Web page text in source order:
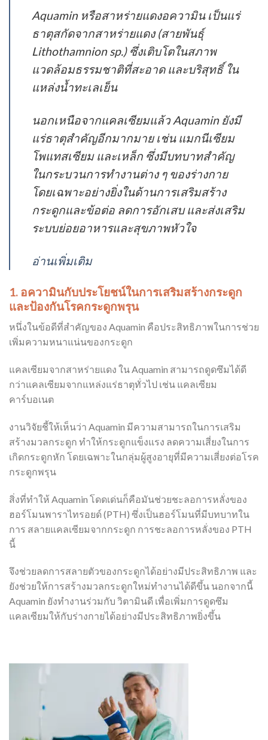
Aquamin หรือสาหร่ายแดงอความิน เป็นแร่
ธาตุสกัดจากสาหร่ายแดง (สายพันธุ์
Lithothamnion sp.) ซึ่งเติบโตในสภาพ
แวดล้อมธรรมชาติที่สะอาด และบริสุทธิ์ ใน
แหล่งน้ำทะเลเย็น
นอกเหนือจากแคลเซียมแล้ว Aquamin ยังมี
แร่ธาตุสำคัญอีกมากมาย เช่น แมกนีเซียม
โพแทสเซียม และเหล็ก ซึ่งมีบทบาทสำคัญ
ในกระบวนการทำงานต่าง ๆ ของร่างกาย
โดยเฉพาะอย่างยิ่งในด้านการเสริมสร้าง
กระดูกและข้อต่อ ลดการอักเสบ และส่งเสริม
ระบบย่อยอาหารและสุขภาพหัวใจ
อ่านเพิ่มเติม
1. อความินกับประโยชน์ในการเสริมสร้างกระดูก
และป้องกันโรคกระดูกพรุน
หนึ่งในข้อดีที่สำคัญของ Aquamin คือประสิทธิภาพในการช่วย
เพิ่มความหนาแน่นของกระดูก
แคลเซียมจากสาหร่ายแดง ใน Aquamin สามารถดูดซึมได้ดี
กว่าแคลเซียมจากแหล่งแร่ธาตุทั่วไป เช่น แคลเซียม
คาร์บอเนต
งานวิจัยชี้ให้เห็นว่า Aquamin มีความสามารถในการเสริม
สร้างมวลกระดูก ทำให้กระดูกแข็งแรง ลดความเสี่ยงในการ
เกิดกระดูกหัก โดยเฉพาะในกลุ่มผู้สูงอายุที่มีความเสี่ยงต่อโรค
กระดูกพรุน
สิ่งที่ทำให้ Aquamin โดดเด่นก็คือมันช่วยชะลอการหลั่งของ
ฮอร์โมนพาราไทรอยด์ (PTH) ซึ่งเป็นฮอร์โมนที่มีบทบาทใน
การ สลายแคลเซียมจากกระดูก การชะลอการหลั่งของ PTH
นี้
จึงช่วยลดการสลายตัวของกระดูกได้อย่างมีประสิทธิภาพ และ
ยังช่วยให้การสร้างมวลกระดูกใหม่ทำงานได้ดีขึ้น นอกจากนี้
Aquamin ยังทำงานร่วมกับ วิตามินดี เพื่อเพิ่มการดูดซึม
แคลเซียมให้กับร่างกายได้อย่างมีประสิทธิภาพยิ่งขึ้น